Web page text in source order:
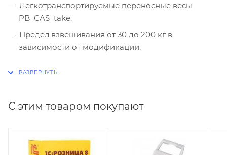
Легкотранспортируемые переносные весы
PB_CAS_take.
Предел взвешивания от 30 до 200 кг в
зависимости от модификации.
Интерфейс RS232.
С этим товаром покупают